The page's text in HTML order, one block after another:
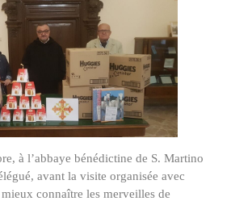
à l’abbaye bénédictine de S. Martino
avant la visite organisée avec
connaître les merveilles de